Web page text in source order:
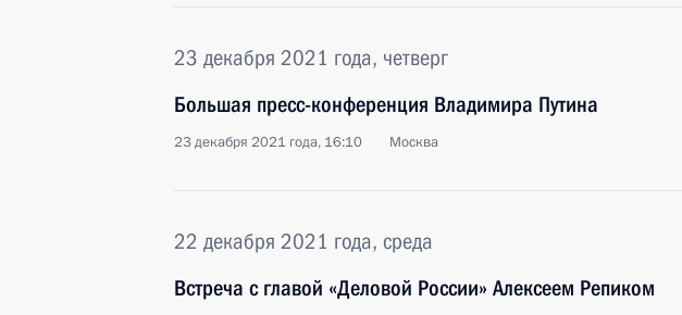
23 декабря 2021 года, четверг
Большая пресс-конференция Владимира Путина
23 декабря 2021 года, 16:10 Москва
22 декабря 2021 года, среда
Встреча с главой «Деловой России» Алексеем Репиком